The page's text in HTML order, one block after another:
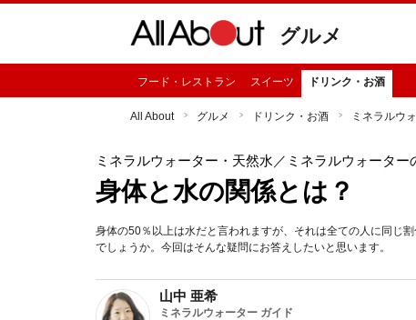
グルメ
フード・レストラン スイーツ ドリンク・お酒
All About グルメ ドリンク・お酒 ミネラルウ
ミネラルウォーター・天然水 ／ミネラルウォーター
身体と水の関係とは？
身体の50％以上は水だと言われますが、それは全ての人に同じ
でしょうか。今回はそんな疑問にお答えしたいと思います。
山中 亜希
ミネラルウォーター ガイド